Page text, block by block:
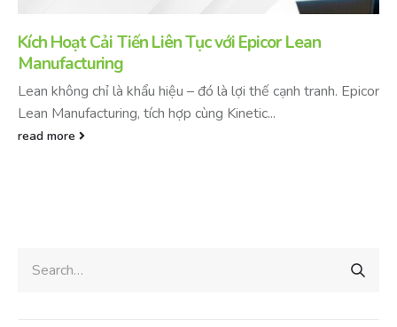
Kích Hoạt Cải Tiến Liên Tục với Epicor Lean
Manufacturing
Lean không chỉ là khẩu hiệu – đó là lợi thế cạnh tranh. Epicor
Lean Manufacturing, tích hợp cùng Kinetic...
read more